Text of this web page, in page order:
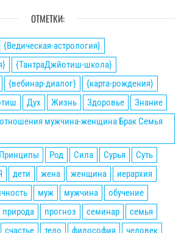
ОТМЕТКИ:
{Ведическая-астрология}
{ТантраДжйотиш-школа}
{вебинар-диалог}
{карта-рождения}
Дух Жизнь Здоровье
Знание
мужчина-женщина Брак Семья
Принципы Род Сила Сурья
Суть
дети жена женщина
иерархия
муж мужчина
обучение
природа прогноз семинар
семья
счастье тело философия
человек